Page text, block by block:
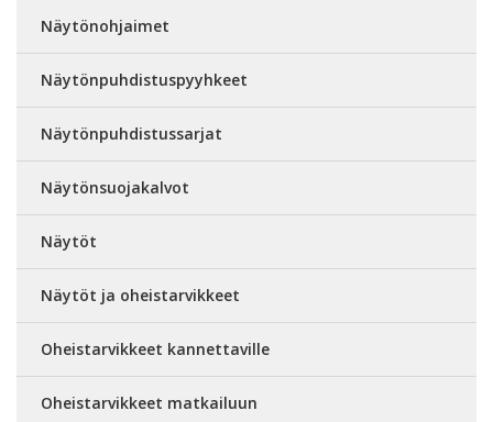
Näytönohjaimet
Näytönpuhdistuspyyhkeet
Näytönpuhdistussarjat
Näytönsuojakalvot
Näytöt
Näytöt ja oheistarvikkeet
Oheistarvikkeet kannettaville
Oheistarvikkeet matkailuun